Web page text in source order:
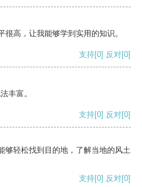
高，让我能够学到实用的知识。
支持[0] 反对[0]
丰富。
支持[0] 反对[0]
够轻松找到目的地，了解当地的风土
支持[0] 反对[0]